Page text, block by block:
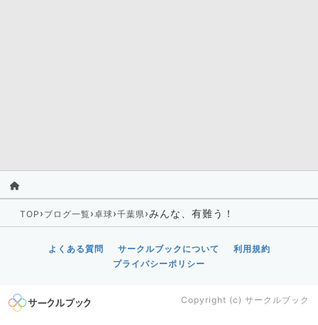
TOP › ブログ一覧›卓球›千葉県›みんな、有難う！
よくある質問 サークルブックについて
利用規約
プライバシーポリシー
Copyright (c) サークルブック